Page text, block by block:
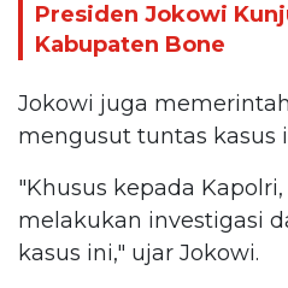
Presiden Jokowi
Kabupaten Bone
Jokowi juga
mengusut tuntas kasus
"Khusus kepada
melakukan investigasi
kasus ini," ujar Jokowi.